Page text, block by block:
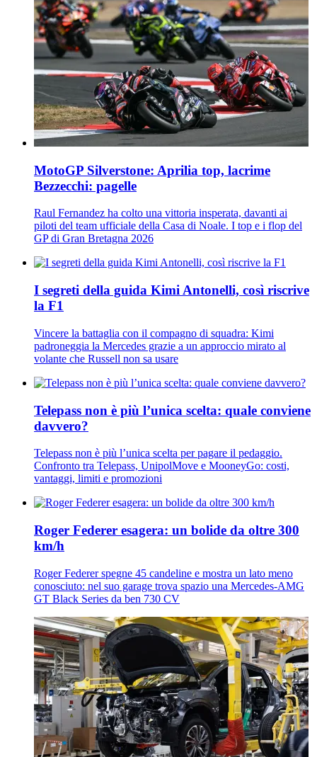
MotoGP Silverstone: Aprilia top, lacrime
Bezzecchi: pagelle
Raul Fernandez ha colto una vittoria insperata, davanti ai
piloti del team ufficiale della Casa di Noale. I top e i flop del
GP di Gran Bretagna 2026
I segreti della guida Kimi Antonelli, così riscrive
la F1
Vincere la battaglia con il compagno di squadra: Kimi
padroneggia la Mercedes grazie a un approccio mirato al
volante che Russell non sa usare
Telepass non è più l’unica scelta: quale conviene
davvero?
Telepass non è più l’unica scelta per pagare il pedaggio.
Confronto tra Telepass, UnipolMove e MooneyGo: costi,
vantaggi, limiti e promozioni
Roger Federer esagera: un bolide da oltre 300
km/h
Roger Federer spegne 45 candeline e mostra un lato meno
conosciuto: nel suo garage trova spazio una Mercedes-AMG
GT Black Series da ben 730 CV